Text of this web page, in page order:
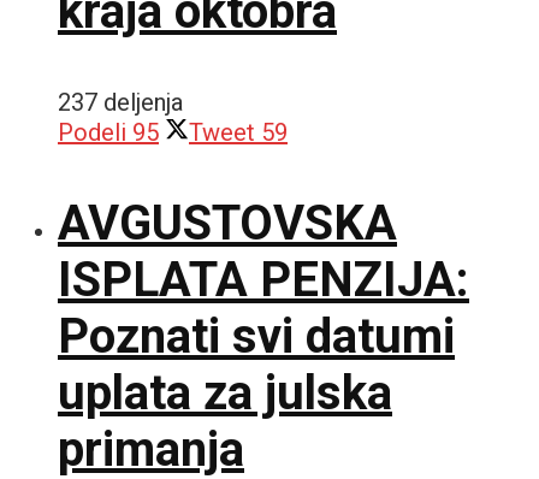
237 deljenja
Podeli 95 Tweet 59
AVGUSTOVSKA
ISPLATA PENZIJA:
Poznati svi datumi
uplata za julska
primanja